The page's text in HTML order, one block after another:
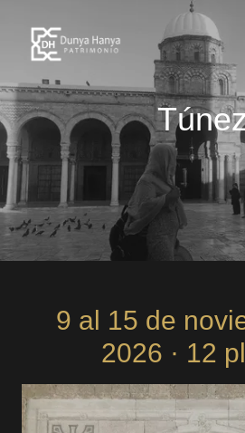
9 al 15 de
2026 · 12